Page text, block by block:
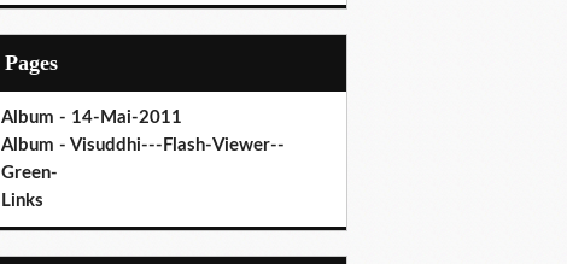
Pages
Album - 14-Mai-2011
Album - Visuddhi---Flash-Viewer--
Green-
Links